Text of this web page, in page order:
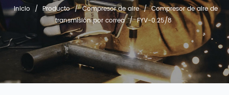
Inicio / Producto / Compresor de aire / Compresor de aire de
transmisión por correa / FYV-0.25/8